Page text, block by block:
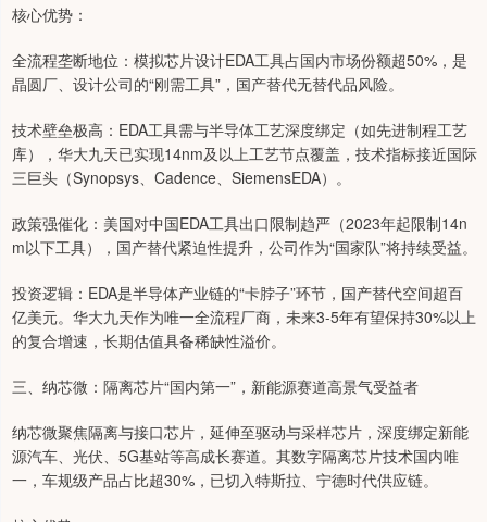
核心优势：
全流程垄断地位：模拟芯片设计EDA工具占国内市场份额超50%，是
晶圆厂、设计公司的“刚需工具”，国产替代无替代品风险。
技术壁垒极高：EDA工具需与半导体工艺深度绑定（如先进制程工艺
库），华大九天已实现14nm及以上工艺节点覆盖，技术指标接近国际
三巨头（Synopsys、Cadence、SiemensEDA）。
政策强催化：美国对中国EDA工具出口限制趋严（2023年起限制14n
m以下工具），国产替代紧迫性提升，公司作为“国家队”将持续受益。
投资逻辑：EDA是半导体产业链的“卡脖子”环节，国产替代空间超百
亿美元。华大九天作为唯一全流程厂商，未来3-5年有望保持30%以上
的复合增速，长期估值具备稀缺性溢价。
三、纳芯微：隔离芯片“国内第一”，新能源赛道高景气受益者
纳芯微聚焦隔离与接口芯片，延伸至驱动与采样芯片，深度绑定新能
源汽车、光伏、5G基站等高成长赛道。其数字隔离芯片技术国内唯
一，车规级产品占比超30%，已切入特斯拉、宁德时代供应链。